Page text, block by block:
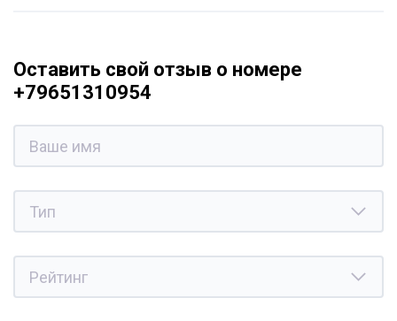
Оставить свой отзыв о номере
+79651310954